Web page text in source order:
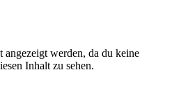
werden, da du keine
Inhalt zu sehen.